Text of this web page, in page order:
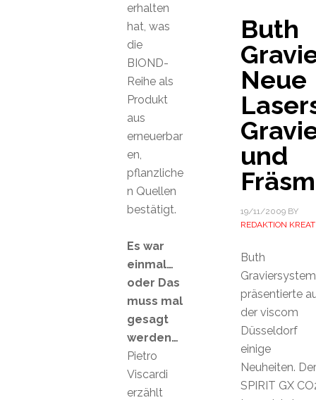
Buth
Neue
und
19/11/2009BY
REDAKTION
Buth
präsentierte
der viscom
Düsseldorf
einige
Neuheiten. Der
SPIRIT GX
erhalten
hat, was
die
BIOND-
Reihe als
Produkt
aus
erneuerbar
en,
pflanzliche
n Quellen
bestätigt.
Es war
einmal…
oder Das
muss mal
gesagt
werden…
Pietro
Viscardi
erzählt